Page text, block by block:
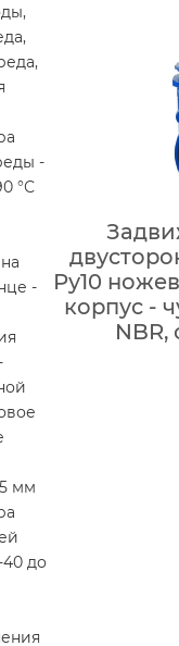
-
°С
-
мм
до
Ру10
корпус -